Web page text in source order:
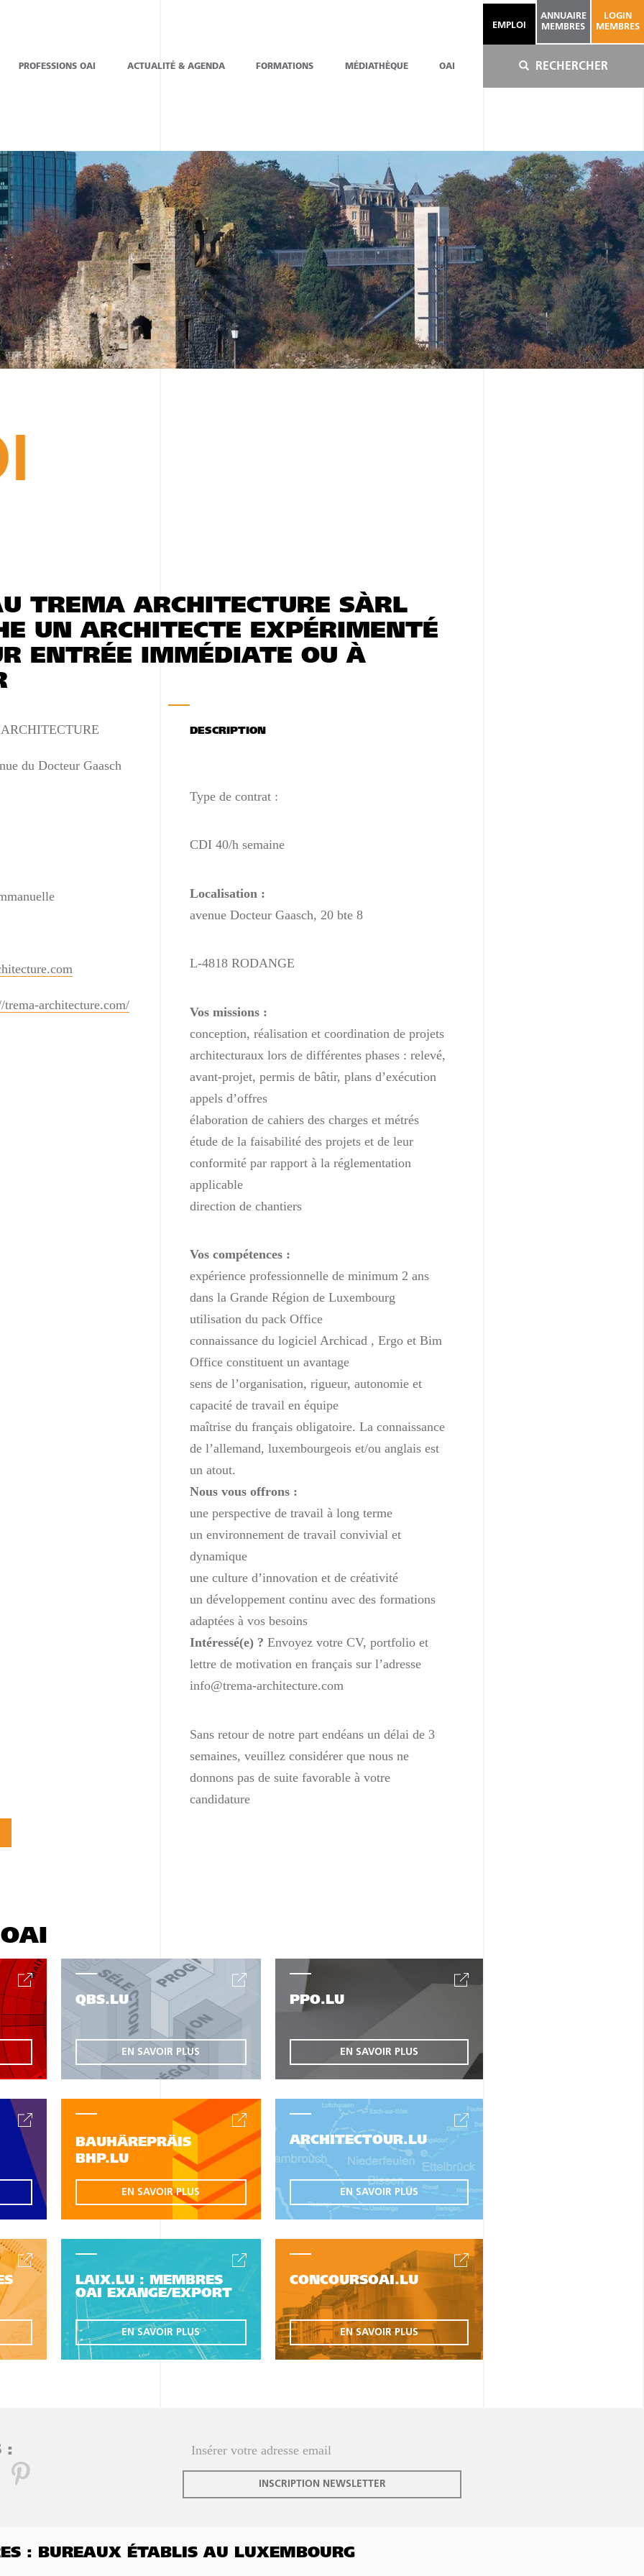
PROFESSIONS OAI ACTUALITÉ & AGENDA FORMATIONS MÉDIATHÈQUE OAI
EMPLOI
ANNUAIRE
MEMBRES
LOGIN
MEMBRES
RECHERCHER
TREMA ARCHITECTURE SÀRL
UN ARCHITECTE EXPÉRIMENTÉ
ENTRÉE IMMÉDIATE OU À
du Docteur Gaasch
trema-architecture.com/
DESCRIPTION
Type de contrat :
CDI 40/h semaine
Localisation :
avenue Docteur Gaasch, 20 bte 8
L-4818 RODANGE
Vos missions :
conception, réalisation et coordination de projets
architecturaux lors de différentes phases : relevé,
avant-projet, permis de bâtir, plans d’exécution
appels d’offres
élaboration de cahiers des charges et métrés
étude de la faisabilité des projets et de leur
conformité par rapport à la réglementation
applicable
direction de chantiers
Vos compétences :
expérience professionnelle de minimum 2 ans
dans la Grande Région de Luxembourg
utilisation du pack Office
connaissance du logiciel Archicad , Ergo et Bim
Office constituent un avantage
sens de l’organisation, rigueur, autonomie et
capacité de travail en équipe
maîtrise du français obligatoire. La connaissance
de l’allemand, luxembourgeois et/ou anglais est
un atout.
Nous vous offrons :
une perspective de travail à long terme
un environnement de travail convivial et
dynamique
une culture d’innovation et de créativité
un développement continu avec des formations
adaptées à vos besoins
Intéressé(e) ? Envoyez votre CV, portfolio et
lettre de motivation en français sur l’adresse
info@trema-architecture.com
Sans retour de notre part endéans un délai de 3
semaines, veuillez considérer que nous ne
donnons pas de suite favorable à votre
candidature
QBS.LU
EN SAVOIR PLUS
PPO.LU
EN SAVOIR PLUS
BAUHÄREPRÄIS
BHP.LU
EN SAVOIR PLUS
ARCHITECTOUR.LU
EN SAVOIR PLUS
LAIX.LU : MEMBRES
OAI EXANGE/EXPORT
EN SAVOIR PLUS
CONCOURSOAI.LU
EN SAVOIR PLUS
:
INSCRIPTION NEWSLETTER
: BUREAUX ÉTABLIS AU LUXEMBOURG